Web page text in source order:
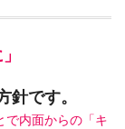
針です。
内面からの「キ